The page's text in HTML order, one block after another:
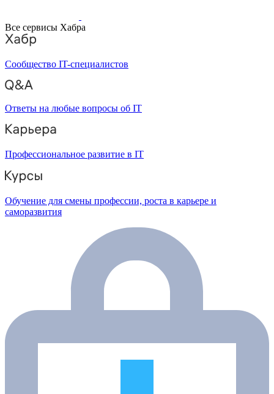
Все сервисы Хабра
Сообщество IT-специалистов
Ответы на любые вопросы об IT
Профессиональное развитие в IT
Обучение для смены профессии, роста в карьере и
саморазвития